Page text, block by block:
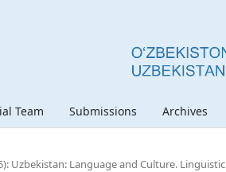
Team Submissions Archives
Uzbekistan: Language and Culture. Linguistic